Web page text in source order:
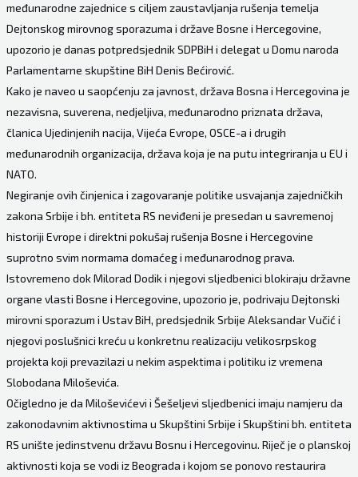
međunarodne zajednice s ciljem zaustavljanja rušenja temelja
Dejtonskog mirovnog sporazuma i države Bosne i Hercegovine,
upozorio je danas potpredsjednik SDPBiH i delegat u Domu naroda
Parlamentarne skupštine BiH Denis Bećirović.
Kako je naveo u saopćenju za javnost, država Bosna i Hercegovina je
nezavisna, suverena, nedjeljiva, međunarodno priznata država,
članica Ujedinjenih nacija, Vijeća Evrope, OSCE-a i drugih
međunarodnih organizacija, država koja je na putu integriranja u EU i
NATO.
Negiranje ovih činjenica i zagovaranje politike usvajanja zajedničkih
zakona Srbije i bh. entiteta RS neviđeni je presedan u savremenoj
historiji Evrope i direktni pokušaj rušenja Bosne i Hercegovine
suprotno svim normama domaćeg i međunarodnog prava.
Istovremeno dok Milorad Dodik i njegovi sljedbenici blokiraju državne
organe vlasti Bosne i Hercegovine, upozorio je, podrivaju Dejtonski
mirovni sporazum i Ustav BiH, predsjednik Srbije Aleksandar Vučić i
njegovi poslušnici kreću u konkretnu realizaciju velikosrpskog
projekta koji prevazilazi u nekim aspektima i politiku iz vremena
Slobodana Miloševića.
Očigledno je da Miloševićevi i Šešeljevi sljedbenici imaju namjeru da
zakonodavnim aktivnostima u Skupštini Srbije i Skupštini bh. entiteta
RS unište jedinstvenu državu Bosnu i Hercegovinu. Riječ je o planskoj
aktivnosti koja se vodi iz Beograda i kojom se ponovo restaurira